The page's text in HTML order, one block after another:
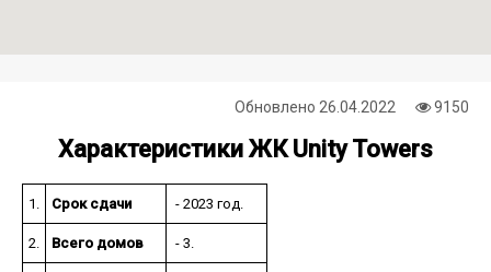
Обновлено 26.04.2022 9150
Характеристики ЖК Unity Towers
1. Срок сдачи - 2023 год.
2. Всего домов - 3.